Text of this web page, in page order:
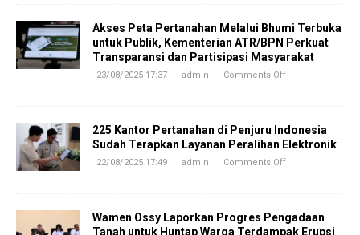
Akses Peta Pertanahan Melalui Bhumi Terbuka
untuk Publik, Kementerian ATR/BPN Perkuat
Transparansi dan Partisipasi Masyarakat
23/08/2025 17:37 admin Comments Off
225 Kantor Pertanahan di Penjuru Indonesia
Sudah Terapkan Layanan Peralihan Elektronik
22/08/2025 17:49 admin Comments Off
Wamen Ossy Laporkan Progres Pengadaan
Tanah untuk Huntap Warga Terdampak Erupsi